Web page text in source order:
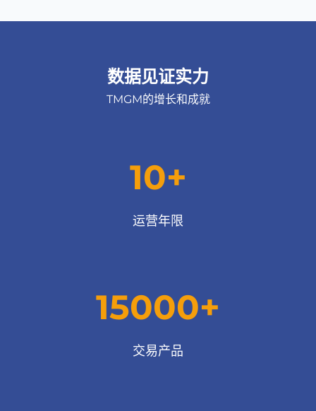
数据见证实力
TMGM的增长和成就
10+
运营年限
15000+
交易产品